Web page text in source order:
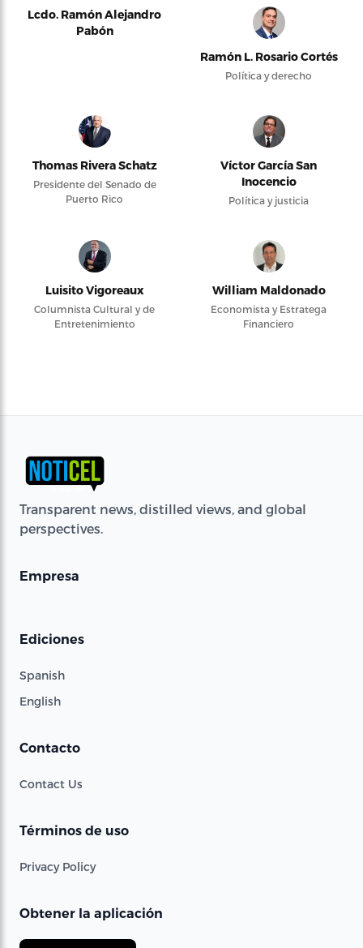
Lcdo. Ramón Alejandro
Pabón
Ramón L. Rosario Cortés
Política y derecho
Thomas Rivera Schatz
Presidente del Senado de
Puerto Rico
Víctor García San
Inocencio
Política y justicia
Luisito Vigoreaux
Columnista Cultural y de
Entretenimiento
William Maldonado
Economista y Estratega
Financiero
Transparent news, distilled views, and global
perspectives.
Empresa
Ediciones
Spanish
English
Contacto
Contact Us
Términos de uso
Privacy Policy
Obtener la aplicación